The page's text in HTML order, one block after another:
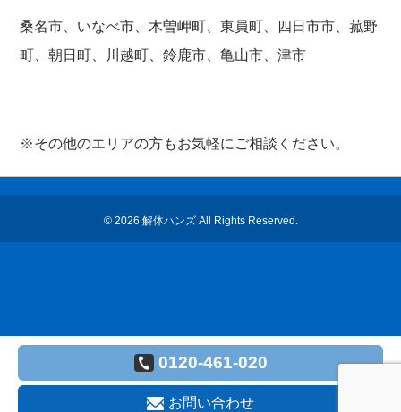
桑名市、いなべ市、木曽岬町、東員町、四日市市、菰野
町、朝日町、川越町、鈴鹿市、亀山市、津市
※その他のエリアの方もお気軽にご相談ください。
© 2026 解体ハンズAll Rights Reserved.
0120-461-020
お問い合わせ